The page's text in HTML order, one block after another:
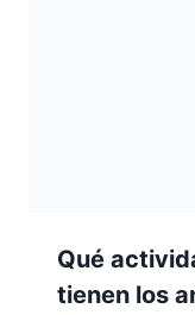
Qué
tienen los